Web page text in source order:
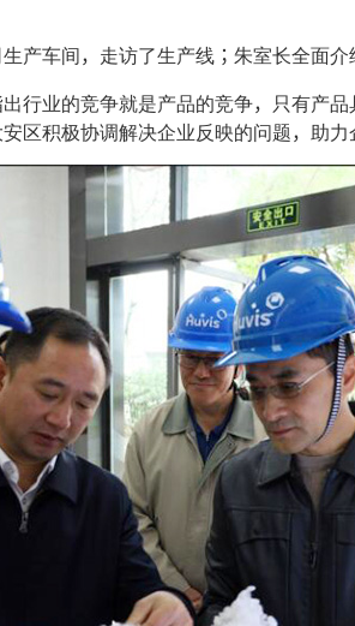
产车间，走访了生产线；朱室长全面
行业的竞争就是产品的竞争，只有产
区积极协调解决企业反映的问题，助